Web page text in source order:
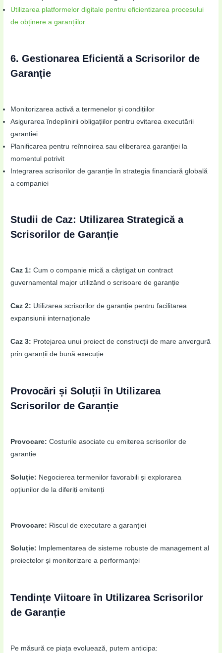
Utilizarea platformelor digitale pentru eficientizarea procesului
de obținere a garanțiilor
6. Gestionarea Eficientă a Scrisorilor de
Garanție
Monitorizarea activă a termenelor și condițiilor
Asigurarea îndeplinirii obligațiilor pentru evitarea executării
garanției
Planificarea pentru reînnoirea sau eliberarea garanției la
momentul potrivit
Integrarea scrisorilor de garanție în strategia financiară globală
a companiei
Studii de Caz: Utilizarea Strategică a
Scrisorilor de Garanție
Caz 1: Cum o companie mică a câștigat un contract
guvernamental major utilizând o scrisoare de garanție
Caz 2: Utilizarea scrisorilor de garanție pentru facilitarea
expansiunii internaționale
Caz 3: Protejarea unui proiect de construcții de mare anvergură
prin garanții de bună execuție
Provocări și Soluții în Utilizarea
Scrisorilor de Garanție
Provocare: Costurile asociate cu emiterea scrisorilor de
garanție
Soluție: Negocierea termenilor favorabili și explorarea
opțiunilor de la diferiți emitenți
Provocare: Riscul de executare a garanției
Soluție: Implementarea de sisteme robuste de management al
proiectelor și monitorizare a performanței
Tendințe Viitoare în Utilizarea Scrisorilor
de Garanție
Pe măsură ce piața evoluează, putem anticipa: